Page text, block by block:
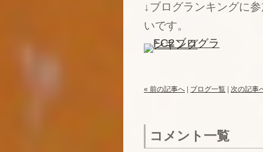
↓ブログランキングに
いです。
« 前の記事へ ブログ一覧 次の記事
コメント一覧